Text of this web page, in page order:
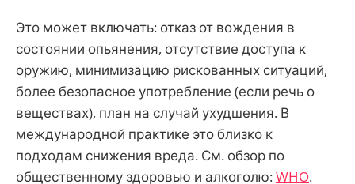
Это может включать: отказ от вождения в
состоянии опьянения, отсутствие доступа к
оружию, минимизацию рискованных ситуаций,
более безопасное употребление (если речь о
веществах), план на случай ухудшения. В
международной практике это близко к
подходам снижения вреда. См. обзор по
общественному здоровью и алкоголю:WHO.